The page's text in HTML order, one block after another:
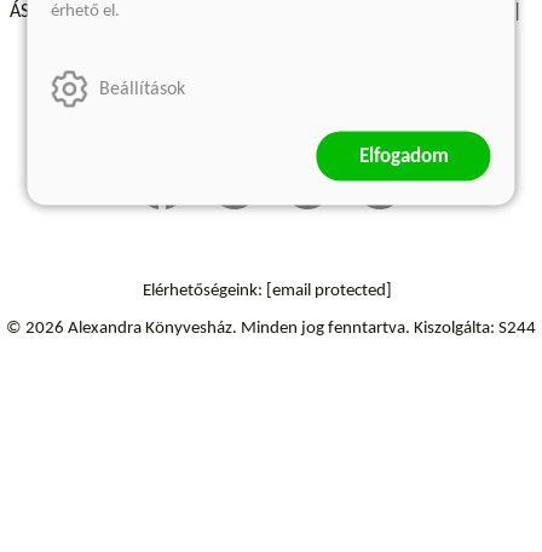
ÁSZF - Vásárlási feltételek
Elérhetőségeink: [email protected]
© 2026 Alexandra Könyvesház. Minden jog fenntartva. Kiszolgálta: S244
érhető el.
Beállítások
Elfogadom